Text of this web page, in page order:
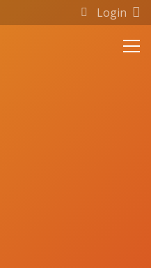
Login